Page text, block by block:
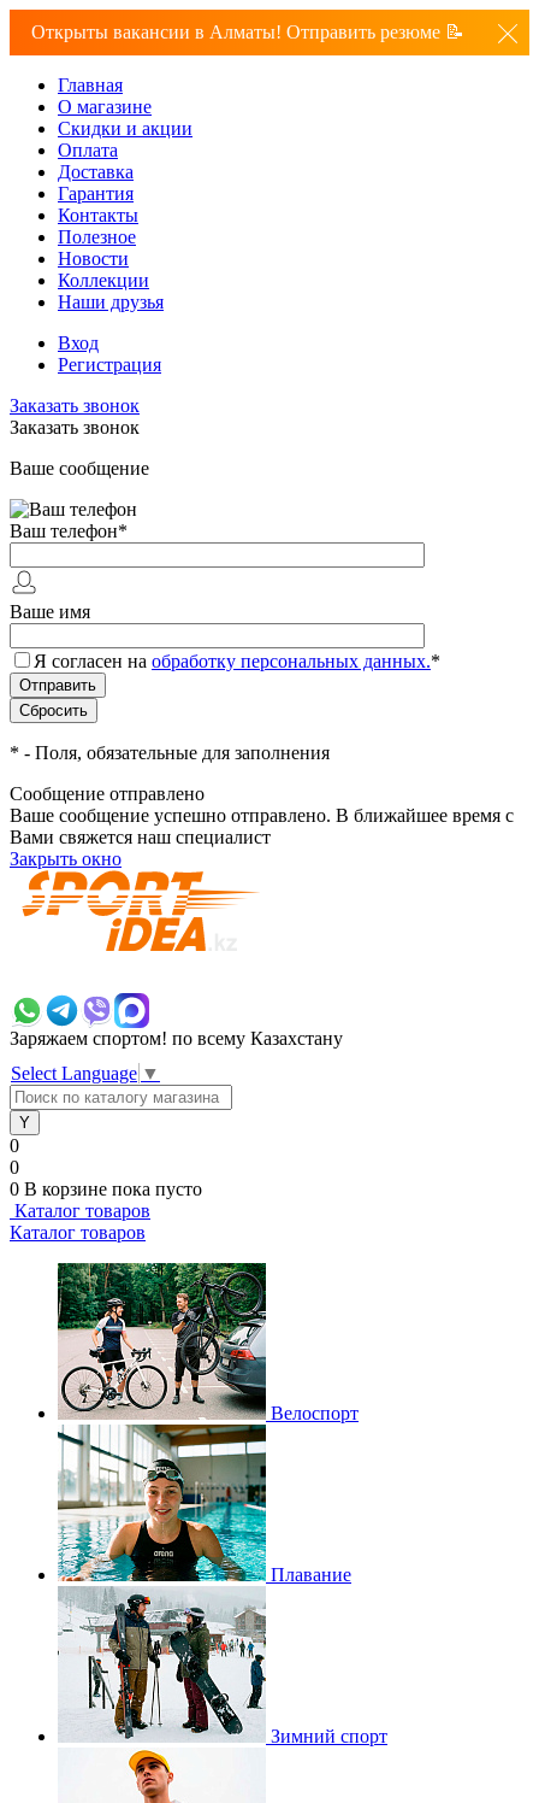
Открыты вакансии в Алматы! Отправить резюме 📝
Главная
О магазине
Скидки и акции
Оплата
Доставка
Гарантия
Контакты
Полезное
Новости
Коллекции
Наши друзья
Вход
Регистрация
Заказать звонок
Заказать звонок
Ваше сообщение
Ваш телефон*
Ваше имя
Я согласен на обработку персональных данных.*
* - Поля, обязательные для заполнения
Сообщение отправлено
Ваше сообщение успешно отправлено. В ближайшее время с
Вами свяжется наш специалист
Закрыть окно
Заряжаем спортом! по всему Казахстану
Select Language ▼
0
0
0 В корзине пока пусто
Каталог товаров
Каталог товаров
Велоспорт
Плавание
Зимний спорт